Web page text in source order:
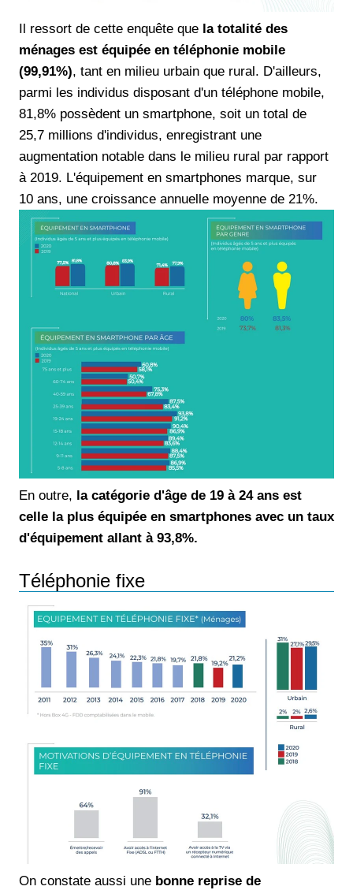
Il ressort de cette enquête que la totalité des
ménages est équipée en téléphonie mobile
(99,91%), tant en milieu urbain que rural. D'ailleurs,
parmi les individus disposant d'un téléphone mobile,
81,8% possèdent un smartphone, soit un total de
25,7 millions d'individus, enregistrant une
augmentation notable dans le milieu rural par rapport
à 2019. L'équipement en smartphones marque, sur
10 ans, une croissance annuelle moyenne de 21%.
En outre, la catégorie d'âge de 19 à 24 ans est
celle la plus équipée en smartphones avec un taux
d'équipement allant à 93,8%.
Téléphonie fixe
On constate aussi une bonne reprise de